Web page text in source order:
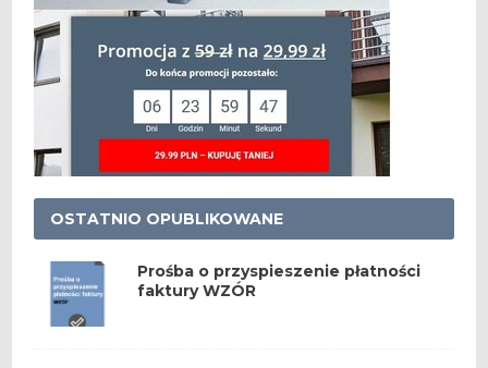
OSTATNIO OPUBLIKOWANE
Prośba o przyspieszenie płatności
faktury WZÓR